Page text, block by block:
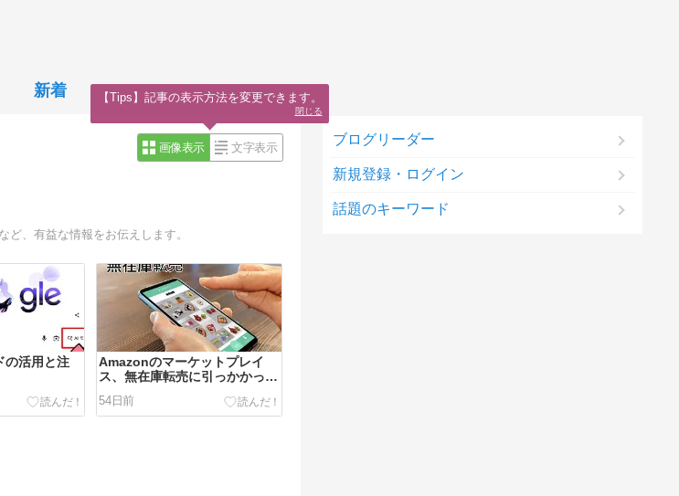
新着
画像表示 文字表示
、有益な情報をお伝えします。
の活用と注
Amazonのマーケットプレイ
ス、無在庫転売に引っかかっ
54日前
ブログリーダー
新規登録・ログイン
話題のキーワード
【Tips】記事の表示方法を変更できます。
閉じる